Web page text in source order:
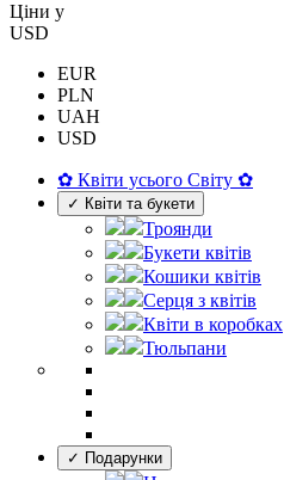
Цiни у
USD
EUR
PLN
UAH
USD
✿ Квіти усього Світу ✿
✓ Квіти та букети
Троянди
Букети квітів
Кошики квітів
Серця з квітів
Квіти в коробках
Тюльпани
✓ Подарунки